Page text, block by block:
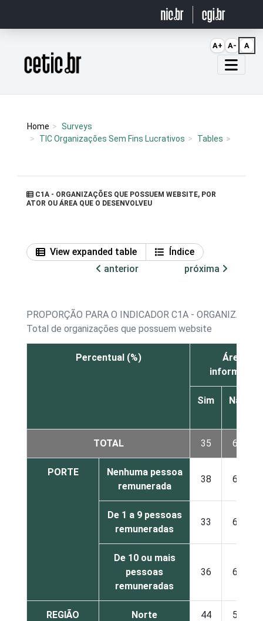
Página inicial
Home
Surveys
TIC Organizações Sem Fins Lucrativos
Tables
C1A - ORGANIZAÇÕES QUE POSSUEM WEBSITE, POR
ATOR OU ÁREA QUE O DESENVOLVEU
View expanded table
Índice
anterior
próxima
PROPORÇÃO PARA O INDICADOR C1A -
Total de organizações que possuem website
Percentual (%)
Área de
Sim
Não
TOTAL 35 64
PORTE
Nenhuma pessoa
remunerada
38 62
De 1 a 9 pessoas
remuneradas
33 67
De 10 ou mais
pessoas
remuneradas
36 62
REGIÃO Norte 44 53
A+ A- A